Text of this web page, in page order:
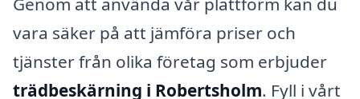
vara säker på att jämföra priser och
tjänster från olika företag som erbjuder
trädbeskärning i Robertsholm. Fyll i vårt